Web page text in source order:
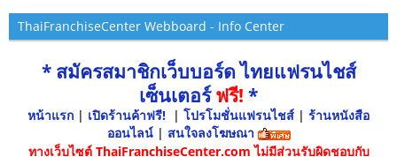
ThaiFranchiseCenter Webboard - Info Center
* สมัครสมาชิกเว็บบอร์ด ไทยแฟรนไชส์
เซ็นเตอร์ฟรี! *
หน้าแรก | เปิดร้านค้าฟรี! | โปรโมชั่นแฟรนไชส์ | ร้านหนังสือ
ออนไลน์ | สนใจลงโฆษณา
ทางเว็บไซต์ ThaiFranchiseCenter.com ไม่มีส่วนรับผิดชอบกับ